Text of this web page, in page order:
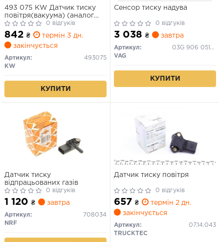
493 075 KW Датчик тиску
повітря(вакуума) (аналог
EPS 1.993.075/Facet 10.3075)
0 відгуків
842 ₴
термін 3 дн.
закінчується
Артикул:
493075
KW
КУПИТИ
Сенсор тиску надува
0 відгуків
3 038 ₴ завтра
Артикул:
03G 906 051 D
VAG
КУПИТИ
Датчик тиску
відпрацьованих газів
0 відгуків
1 120 ₴ завтра
Артикул:
708034
NRF
Датчик тиску повітря
0 відгуків
657 ₴
термін 2 дн.
закінчується
Артикул:
07.14.043
TRUCKTEC